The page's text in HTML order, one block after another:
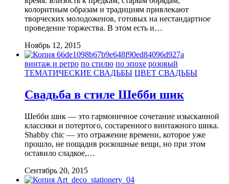
колоритным образам и традициям привлекают
творческих молодоженов, готовых на нестандартное
проведение торжества. В этом есть и…
Ноябрь 12, 2015
винтаж и ретро по стилю по эпохе розовый
ТЕМАТИЧЕСКИЕ СВАДЬБЫ ЦВЕТ СВАДЬБЫ
Свадьба в стиле Шебби шик
Шебби шик — это гармоничное сочетание изысканной
классики и потертого, состаренного винтажного шика.
Shabby chic — это отражение времени, которое уже
прошло, не пощадив роскошные вещи, но при этом
оставило сладкое,…
Сентябрь 20, 2015